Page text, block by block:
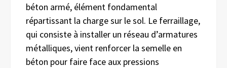
béton armé, élément fondamental
répartissant la charge sur le sol. Le ferraillage,
qui consiste à installer un réseau d’armatures
métalliques, vient renforcer la semelle en
béton pour faire face aux pressions